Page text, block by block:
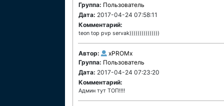
Группа: Пользователь
Дата: 2017-04-24 07:58:11
Комментарий:
teon top pvp servak)))))))))))))))
Автор:
xPROMx
Группа: Пользователь
Дата: 2017-04-24 07:23:20
Комментарий:
Админ тут ТОП!!!!